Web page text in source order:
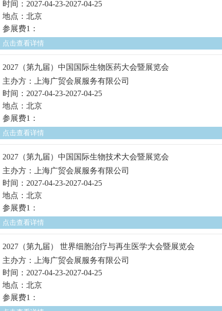
时间：2027-04-23-2027-04-25
地点：北京
参展费1：
点击查看详情
2027（第九届）中国国际生物医药大会暨展览会
主办方：上海广贸会展服务有限公司
时间：2027-04-23-2027-04-25
地点：北京
参展费1：
点击查看详情
2027（第九届）中国国际生物技术大会暨展览会
主办方：上海广贸会展服务有限公司
时间：2027-04-23-2027-04-25
地点：北京
参展费1：
点击查看详情
2027（第九届） 世界细胞治疗与再生医学大会暨展览会
主办方：上海广贸会展服务有限公司
时间：2027-04-23-2027-04-25
地点：北京
参展费1：